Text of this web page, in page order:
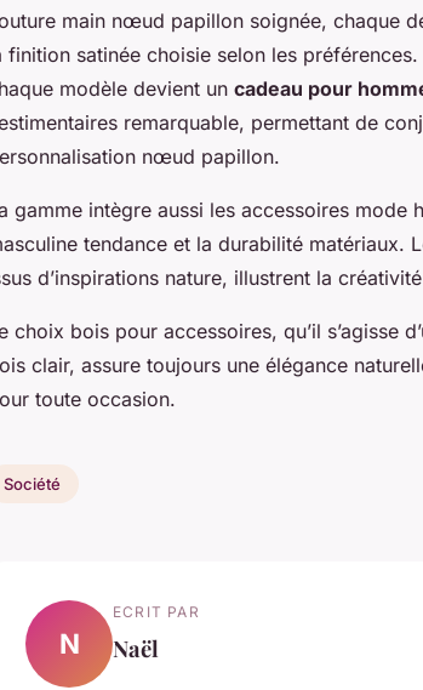
main nœud papillon soignée, chaque
finition satinée choisie selon les
modèle devient un cadeau pour
remarquable, permettant de
nœud papillon.
gamme intègre aussi les accessoires
tendance et la durabilité matériaux.
d’inspirations nature, illustrent la
choix bois pour accessoires, qu’il s’agisse
clair, assure toujours une élégance
toute occasion.
Société
N
ECRIT PAR
Naël